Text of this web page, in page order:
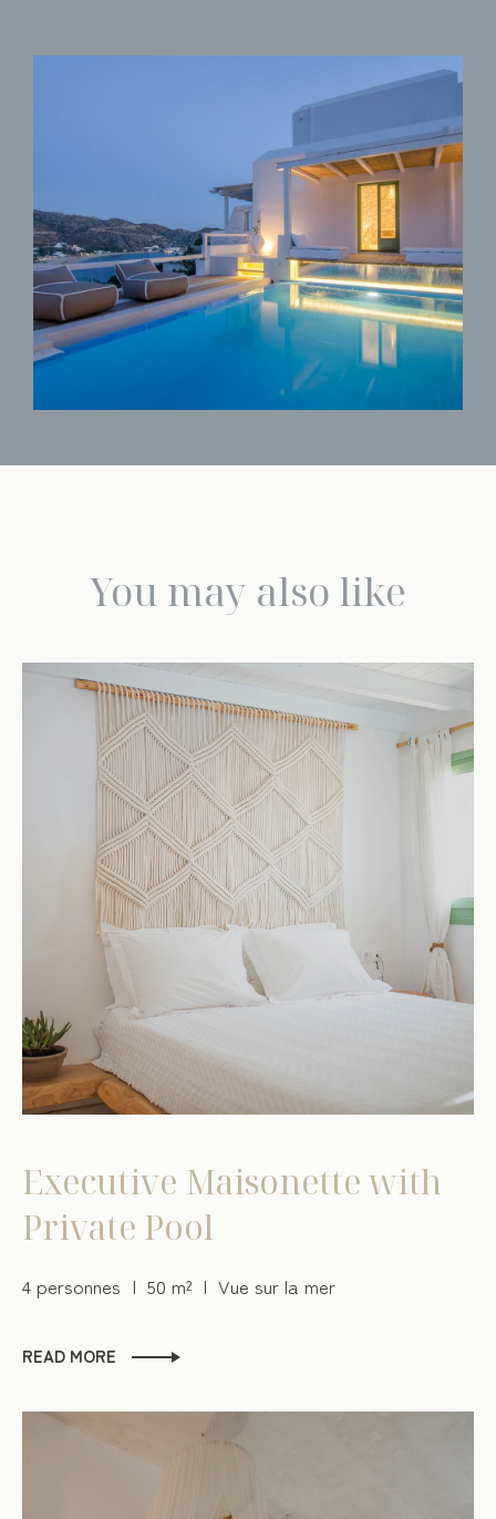
You may also like
Executive Maisonette with
Private Pool
4 personnes 50 m² Vue sur la mer
READ MORE